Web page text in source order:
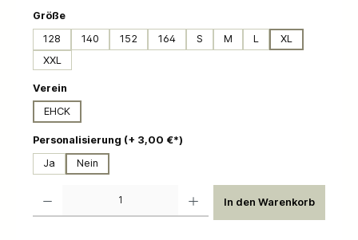
Größeauswählen
128
140 152 164 S M L
XL
XXL
Verein
EHCK
Personalisierung (+ 3,00 €*)
Ja
Nein
In den Warenkorb